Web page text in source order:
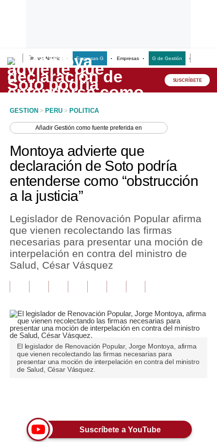
Últimas Noticias Empresas G Empresas G de Gestión
Lo último
Peru Quiosco
Economía
Mercados
Perú
Política
Tu Dinero
Finanzas Personales
Plus G
Opinión
Editorial
Pregunta de hoy
Blogs
Viajes
SUSCRÍBETE
GESTION > PERU > POLITICA
AñadirGestión como fuente preferida en
Montoya advierte que
declaración de Soto podría
entenderse como “obstrucción
a la justicia”
Legislador de Renovación Popular afirma
que vienen recolectando las firmas
necesarias para presentar una moción de
interpelación en contra del ministro de
Salud, César Vásquez
El legislador de Renovación Popular, Jorge Montoya, afirma
que vienen recolectando las firmas necesarias para
presentar una moción de interpelación en contra del ministro
de Salud, César Vásquez.
Suscríbete a YouTube